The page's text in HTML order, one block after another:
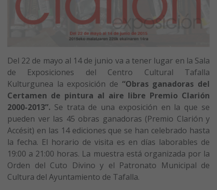
Del 22 de mayo al 14 de junio va a tener lugar en la Sala
de Exposiciones del Centro Cultural Tafalla
Kulturgunea la exposición de “Obras ganadoras del
Certamen de pintura al aire libre Premio Clarión
2000-2013”. Se trata de una exposición en la que se
pueden ver las 45 obras ganadoras (Premio Clarión y
Accésit) en las 14 ediciones que se han celebrado hasta
la fecha. El horario de visita es en días laborables de
19:00 a 21:00 horas. La muestra está organizada por la
Orden del Cuto Divino y el Patronato Municipal de
Cultura del Ayuntamiento de Tafalla.